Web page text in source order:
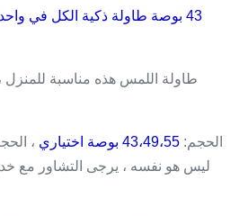
طاولة اللمس هذه مناسبة للمنزل
الحجم: 43،49،55 بوصة اختياري
،
ليس هو نفسه ، يرجى التشاور مع